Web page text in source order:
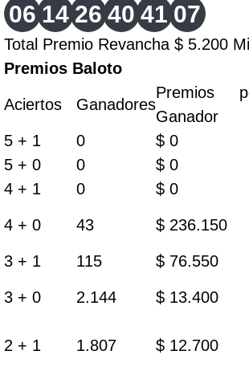
06 14 26 40 41 07
Total Premio Revancha $ 5.200
Premios Baloto
Aciertos Ganadores
Premios
Ganador
5 + 1 0 $ 0
5 + 0
0 $ 0
4 + 1
0 $ 0
4 + 0 43 $ 236.150
3 + 1
115 $ 76.550
3 + 0 2.144 $ 13.400
2 + 1 1.807 $ 12.700